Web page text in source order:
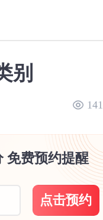
别
141
免费预约提醒
点击预约